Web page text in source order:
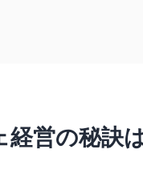
経営の秘訣